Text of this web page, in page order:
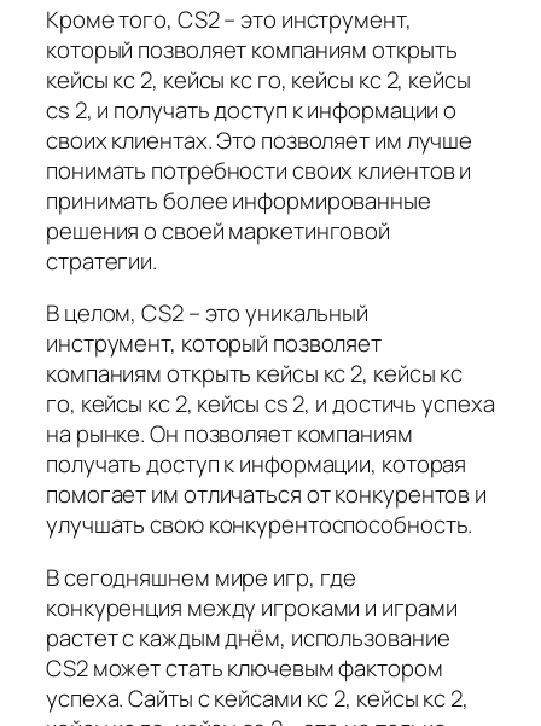
Кроме того, CS2 – это инструмент,
который позволяет компаниям открыть
кейсы кс 2, кейсы кс го, кейсы кс 2, кейсы
cs 2, и получать доступ к информации о
своих клиентах. Это позволяет им лучше
понимать потребности своих клиентов и
принимать более информированные
решения о своей маркетинговой
стратегии.
В целом, CS2 – это уникальный
инструмент, который позволяет
компаниям открыть кейсы кс 2, кейсы кс
го, кейсы кс 2, кейсы cs 2, и достичь успеха
на рынке. Он позволяет компаниям
получать доступ к информации, которая
помогает им отличаться от конкурентов и
улучшать свою конкурентоспособность.
В сегодняшнем мире игр, где
конкуренция между игроками и играми
растет с каждым днём, использование
CS2 может стать ключевым фактором
успеха. Сайты с кейсами кс 2, кейсы кс 2,